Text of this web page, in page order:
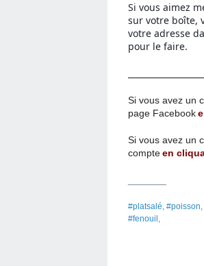
Si vous aimez
sur votre boîte,
votre adresse
pour le faire.
Si vous avez un
page Facebook
Si vous avez un
compteen
#platsalé,
#fenouil,